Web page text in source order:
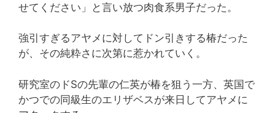
せてください」と言い放つ肉食系男子だった。
強引すぎるアヤメに対してドン引きする椿だった
が、その純粋さに次第に惹かれていく。
研究室のドSの先輩の仁英が椿を狙う一方、英国で
かつでの同級生のエリザベスが来日してアヤメに